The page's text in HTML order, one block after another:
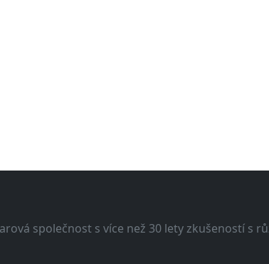
společnost s více než 30 lety zkušeností